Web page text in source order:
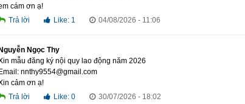
cám ơn ạ!
Trả lời
Like: 1 04/08/2026 - 11:06
Nguyễn Ngọc Thy
mẫu đăng ký nội quy lao động năm 2026
Email: nnthy9554@gmail.com
cảm ơn ạ!
Trả lời
Like: 0 30/07/2026 - 18:02